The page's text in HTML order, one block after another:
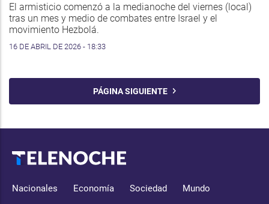
El armisticio comenzó a la medianoche del viernes (local)
tras un mes y medio de combates entre Israel y el
movimiento Hezbolá.
16 DE ABRIL DE 2026 - 18:33
PÁGINA SIGUIENTE
Nacionales Economía Sociedad Mundo